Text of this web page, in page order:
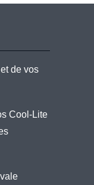
de vos
Cool-Lite